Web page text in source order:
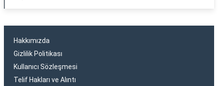
Hakkımızda
Gizlilik Politikası
Kullanıcı Sözleşmesi
Telif Hakları ve Alıntı